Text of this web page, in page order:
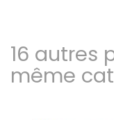
16 autres
même